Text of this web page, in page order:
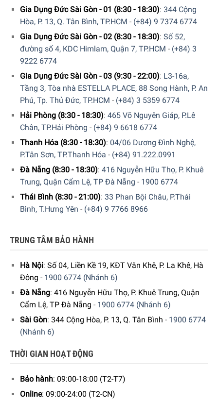
Máy Hút Ẩm Woods Vertical Blower LD44 có bốn chế độ
hoạt động thông minh được thiết lập trên màn hình kỹ
thuật số thân thiện với người dùng:
Giặt là: Sấy khô đồ giặt ở mức tối đa bất kể độ ẩm môi
trường xung quanh.
Easy: Hút ẩm tự động và tiết kiệm đến 50% độ ẩm
tương đối, với tốc độ quạt thấp.
Quạt: Khi chỉ cần lưu thông không khí. Máy nén chỉ khởi
động khi độ ẩm trên giá trị cài đặt.
Bình thường: Máy hút ẩm Woods Vertical Blower LD44
sẽ tắt khi bạn đã đạt đến độ ẩm mong muốn.
Hút ẩm hiệu quả trong một diện tích lớn
Máy Hút Ẩm Woods Vertical Blower LD44 được thiết kế có
khả năng hút ẩm hiệu quả trong không gian có diện tích
lên đến 140 m². Đây là lựa chọn lý tưởng cho mọi nhà, đặc
biệt là với những cơ sở kinh doanh dịch vụ giặt là. Máy hút
ẩm Woods Vertical Blower LD44 đến từ Thụy Điển cũng
Gia Dụng Đức Sài Gòn - 01 (8:30 - 18:30): 344 Cộng
Hòa, P. 13, Q. Tân Bình, TP.HCM - (+84) 9 7374 6774
Gia Dụng Đức Sài Gòn - 02 (8:30 - 18:30): Số 52,
đường số 4, KDC Himlam, Quận 7, TP.HCM - (+84) 3
9222 6774
Gia Dụng Đức Sài Gòn - 03 (9:30 - 22:00): L3-16a,
Tầng 3, Tòa nhà ESTELLA PLACE, 88 Song Hành, P. An
Phú, Tp. Thủ Đức, TP.HCM - (+84) 3 5359 6774
Hải Phòng (8:30 - 18:30): 465 Võ Nguyên Giáp, P.Lê
Chân, TP.Hải Phòng - (+84) 9 6618 6774
Thanh Hóa (8:30 - 18:30): 04/06 Dương Đình Nghệ,
P.Tân Sơn, TP.Thanh Hóa - (+84) 91.222.0991
Đà Nẵng (8:30 - 18:30): 416 Nguyễn Hữu Thọ, P. Khuê
Trung, Quận Cẩm Lệ, TP Đà Nẵng - 1900 6774
Thái Bình (8:30 - 21:00): 33 Phan Bội Châu, P.Thái
Bình, T.Hưng Yên - (+84) 9 7766 8966
TRUNG TÂM BẢO HÀNH
Hà Nội: Số 04, Liền Kề 19, KĐT Văn Khê, P. La Khê, Hà
Đông - 1900 6774 (Nhánh 6)
Đà Nẵng: 416 Nguyễn Hữu Thọ, P. Khuê Trung, Quận
Cẩm Lệ, TP Đà Nẵng - 1900 6774 (Nhánh 6)
Sài Gòn: 344 Cộng Hòa, P. 13, Q. Tân Bình - 1900 6774
(Nhánh 6)
THỜI GIAN HOẠT ĐỘNG
Bảo hành: 09:00-18:00 (T2-T7)
Online: 09:00-24:00 (T2-CN)